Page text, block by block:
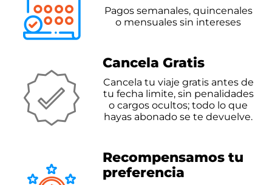
Pagos semanales, quincenales
o mensuales sin intereses
Cancela Gratis
Cancela tu viaje gratis antesde
tu fecha limite, sin penalidades
o cargos ocultos; todo lo que
hayas abonado se te devuelve.
Recompensamos tu
preferencia